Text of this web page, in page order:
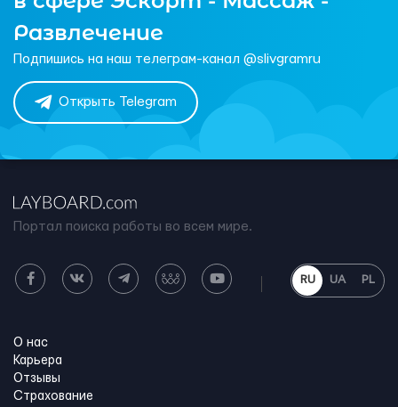
Развлечение
Подпишись на наш телеграм-канал @slivgramru
Открыть Telegram
Портал поиска работы во всем мире.
RU UA PL
О нас
Карьера
Отзывы
Страхование